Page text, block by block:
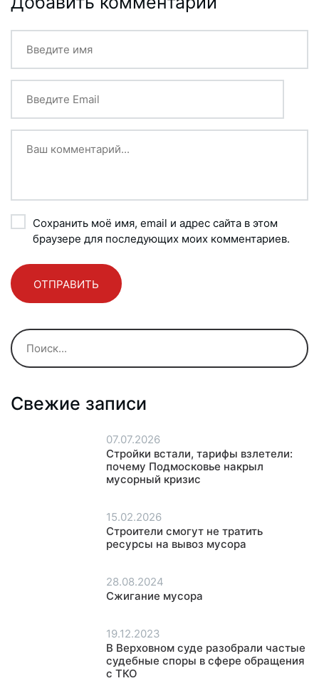
Сохранить моё имя, email и адрес сайта в этом
браузере для последующих моих комментариев.
Свежие записи
07.07.2026
Стройки встали, тарифы взлетели:
почему Подмосковье накрыл
мусорный кризис
15.02.2026
Строители смогут не тратить
ресурсы на вывоз мусора
28.08.2024
Сжигание мусора
19.12.2023
В Верховном суде разобрали частые
судебные споры в сфере обращения
с ТКО